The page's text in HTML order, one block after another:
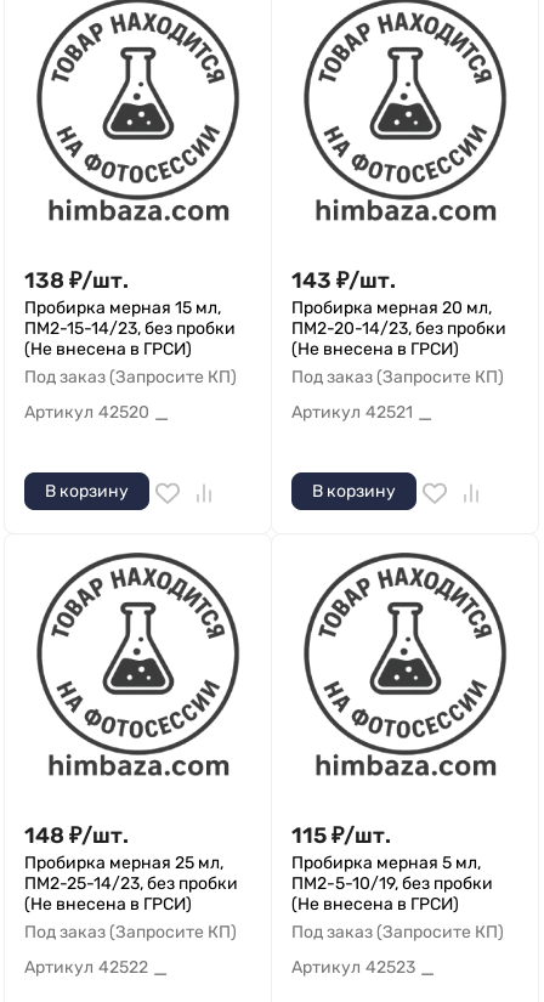
138 ₽/шт.
Пробирка мерная 15 мл,
ПМ2-15-14/23, без пробки
(Не внесена в ГРСИ)
Под заказ (Запросите КП)
Артикул 42520 —
В корзину
143 ₽/шт.
Пробирка мерная 20 мл,
ПМ2-20-14/23, без пробки
(Не внесена в ГРСИ)
Под заказ (Запросите КП)
Артикул 42521 —
В корзину
148 ₽/шт.
Пробирка мерная 25 мл,
ПМ2-25-14/23, без пробки
(Не внесена в ГРСИ)
Под заказ (Запросите КП)
Артикул 42522 —
115₽/шт.
Пробирка мерная 5 мл,
ПМ2-5-10/19, без пробки
(Не внесена в ГРСИ)
Под заказ (Запросите КП)
Артикул 42523 —